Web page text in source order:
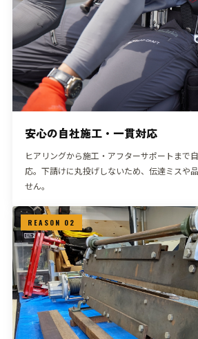
安心の自社施工・一貫対応
ヒアリングから施工・アフターサポートまで
応。下請けに丸投げしないため、伝達ミスや
せん。
REASON 02